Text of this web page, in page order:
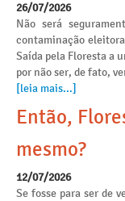
26/07/2026
Não será
contaminação
Saída pela Floresta a
por não ser, de fato,
[leia mais...]
Então,
mesmo?
12/07/2026
Se fosse para ser de